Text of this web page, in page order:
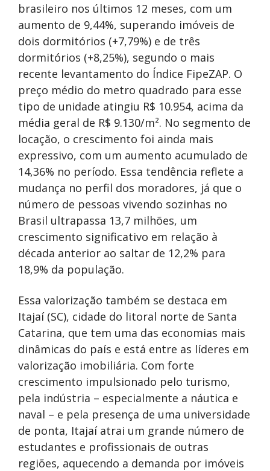
brasileiro nos últimos 12 meses, com um
aumento de 9,44%, superando imóveis de
dois dormitórios (+7,79%) e de três
dormitórios (+8,25%), segundo o mais
recente levantamento do Índice FipeZAP. O
preço médio do metro quadrado para esse
tipo de unidade atingiu R$ 10.954, acima da
média geral de R$ 9.130/m². No segmento de
locação, o crescimento foi ainda mais
expressivo, com um aumento acumulado de
14,36% no período. Essa tendência reflete a
mudança no perfil dos moradores, já que o
número de pessoas vivendo sozinhas no
Brasil ultrapassa 13,7 milhões, um
crescimento significativo em relação à
década anterior ao saltar de 12,2% para
18,9% da população.
Essa valorização também se destaca em
Itajaí (SC), cidade do litoral norte de Santa
Catarina, que tem uma das economias mais
dinâmicas do país e está entre as líderes em
valorização imobiliária. Com forte
crescimento impulsionado pelo turismo,
pela indústria – especialmente a náutica e
naval – e pela presença de uma universidade
de ponta, Itajaí atrai um grande número de
estudantes e profissionais de outras
regiões, aquecendo a demanda por imóveis